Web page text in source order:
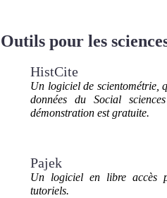
Outils pour les
HistCite
Un logiciel de scientométrie,
données du Social
démonstration est gratuite.
Pajek
Un logiciel en libre accès
tutoriels.